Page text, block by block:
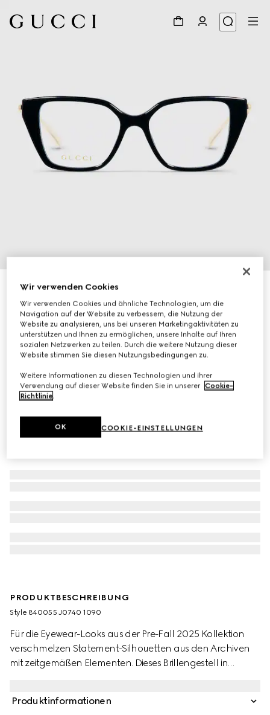
Brillengestell in Katzenaugenform
€ 450
Variantenschwarz
PRODUKTBESCHREIBUNG
Style ‎840055 J0740 1090
Für die Eyewear-Looks aus der Pre-Fall 2025 Kollektion
verschmelzen Statement-Silhouetten aus den Archiven
mit zeitgemäßen Elementen. Dieses Brillengestell in
GG Cut-out-Detail geziert wird.
Produktinformationen
Wir verwenden Cookies
Wir verwenden Cookies und ähnliche Technologien, um die
Navigation auf der Website zu verbessern, die Nutzung der
Website zu analysieren, uns bei unseren Marketingaktivitäten zu
unterstützen und Ihnen zu ermöglichen, unsere Inhalte auf Ihren
sozialen Netzwerken zu teilen. Durch die weitere Nutzung dieser
Website stimmen Sie diesen Nutzungsbedingungen zu.
Weitere Informationen zu diesen Technologien und ihrer
Verwendung auf dieser Website finden Sie in unserer Cookie-
Richtlinie.
COOKIE-EINSTELLUNGEN
OK